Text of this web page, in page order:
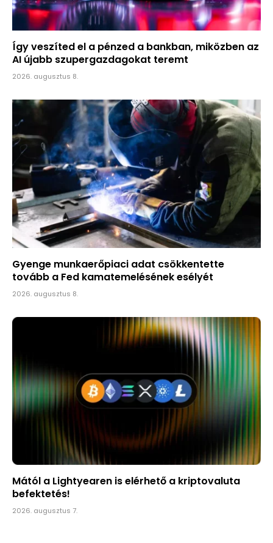
Így veszíted el a pénzed a bankban, miközben az
AI újabb szupergazdagokat teremt
2026. augusztus 8.
Gyenge munkaerőpiaci adat csökkentette
tovább a Fed kamatemelésének esélyét
2026. augusztus 8.
Mától a Lightyearen is elérhető a kriptovaluta
befektetés!
2026. augusztus 7.